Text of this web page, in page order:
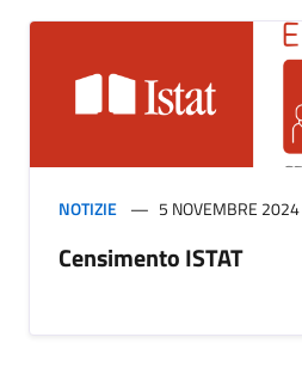
NOTIZIE 5 NOVEMBRE 2024
Censimento ISTAT